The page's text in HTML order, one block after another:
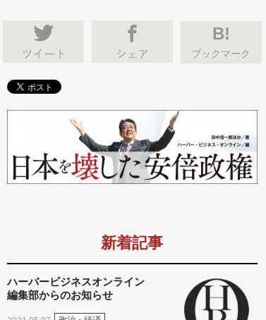
B!
ブックマーク
新着記事
ハーバービジネスオンライン
編集部からのお知らせ